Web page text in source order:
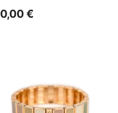
acier jaune
€